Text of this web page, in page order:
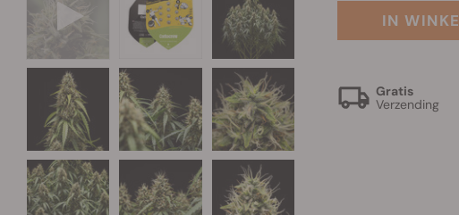
IN
Gratis
Verzending